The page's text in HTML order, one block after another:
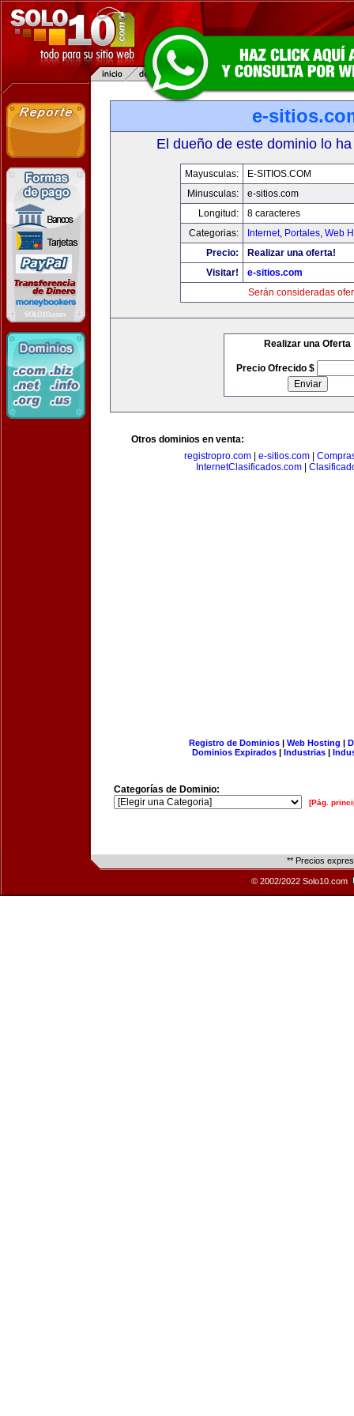
e-
El dueño de este dominio lo
Mayusculas:
E-SITIOS.COM
Minusculas:
e-sitios.com
Longitud:
8 caracteres
Categorias:
Internet, Portales, Web
Precio:
Realizar una oferta!
Visitar!
e-sitios.com
Serán consideradas
Realizar una Oferta
Precio Ofrecido $
Otros dominios en venta:
registropro.com
e-sitios.com
InternetClasificados.com|
Registro de Dominios| Web Hosting |
Dominios Expirados | Industrias |
Categorías de Dominio:
[Pág.
** Precios
© 2002/2022 Solo10.com